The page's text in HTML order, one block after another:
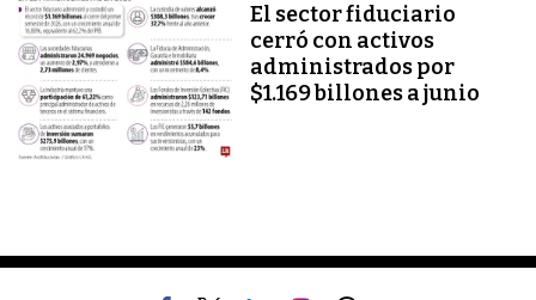
El sector fiduciario
cerró con activos
administrados por
$1.169 billones a junio